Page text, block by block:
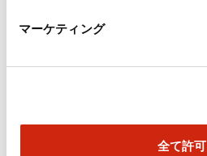
マーケティング
全て許可
ドキュメントとファイル